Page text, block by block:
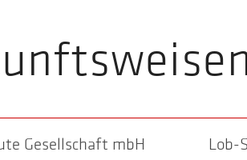
Gesellschaft mbH Lob-